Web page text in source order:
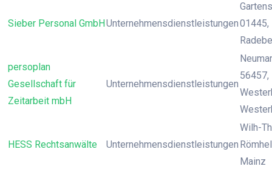
Sieber Personal GmbHUnternehmensdienstleistungen01445,
persoplan
Gesellschaft für
Zeitarbeit mbH
Unternehmensdienstleistungen
56457,
HESS Rechtsanwälte Unternehmensdienstleistungen
Wilh-
Mainz